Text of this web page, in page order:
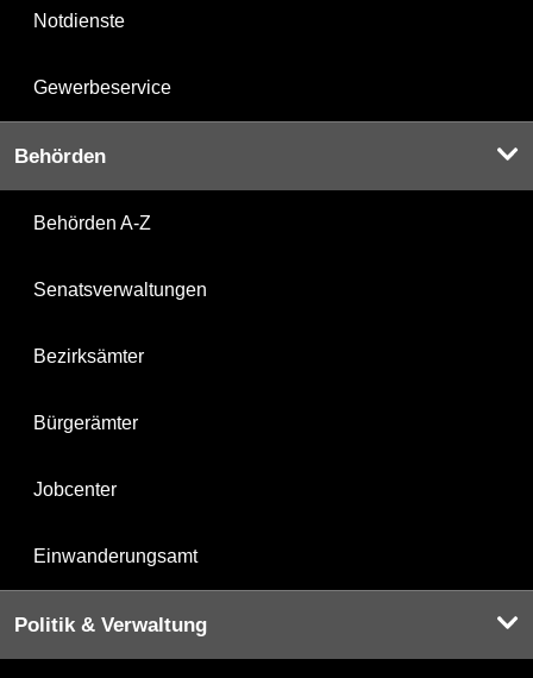
Notdienste
Gewerbeservice
Behörden
Behörden A-Z
Senatsverwaltungen
Bezirksämter
Bürgerämter
Jobcenter
Einwanderungsamt
Politik & Verwaltung